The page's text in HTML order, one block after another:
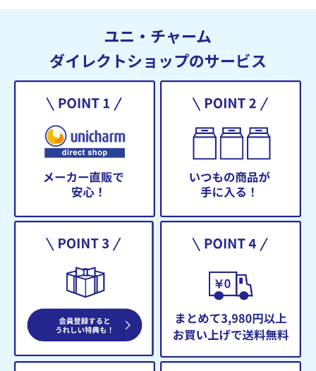
ユニ・チャーム
ダイレクトショップのサービス